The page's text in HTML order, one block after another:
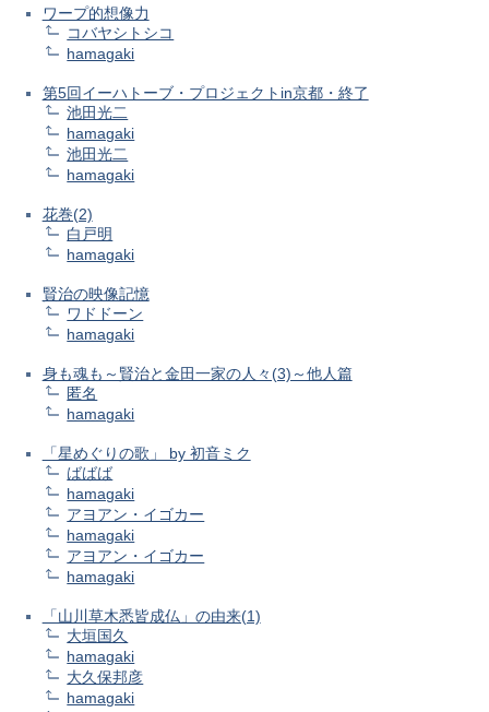
ワープ的想像力
コバヤシトシコ
hamagaki
第5回イーハトーブ・プロジェクトin京都・終了
池田光二
hamagaki
池田光二
hamagaki
花巻(2)
白戸明
hamagaki
賢治の映像記憶
ワドドーン
hamagaki
身も魂も～賢治と金田一家の人々(3)～他人篇
匿名
hamagaki
「星めぐりの歌」 by 初音ミク
ばばば
hamagaki
アヨアン・イゴカー
hamagaki
アヨアン・イゴカー
hamagaki
「山川草木悉皆成仏」の由来(1)
大垣国久
hamagaki
大久保邦彦
hamagaki